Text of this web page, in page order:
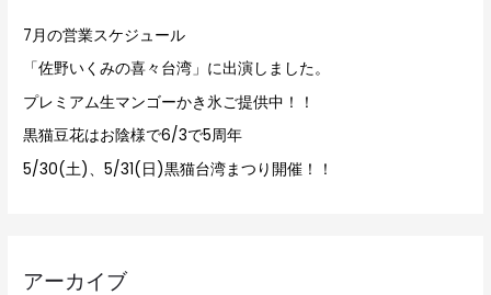
7月の営業スケジュール
「佐野いくみの喜々台湾」に出演しました。
プレミアム生マンゴーかき氷ご提供中！！
黒猫豆花はお陰様で6/3で5周年
5/30(土)、5/31(日)黒猫台湾まつり開催！！
アーカイブ